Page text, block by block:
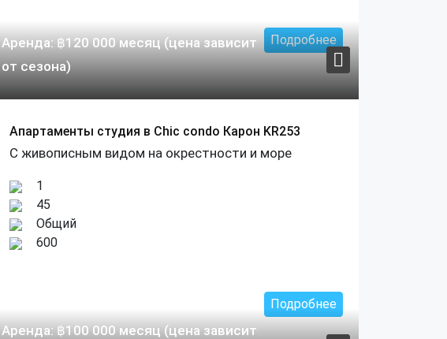
Подробнее
Аренда: ฿120 000 месяц (цена зависит
от сезона)
Апартаменты студия в Chic condo Карон KR253
С живописным видом на окрестности и море
1
45
Общий
600
Подробнее
Аренда: ฿100 000 месяц (цена зависит